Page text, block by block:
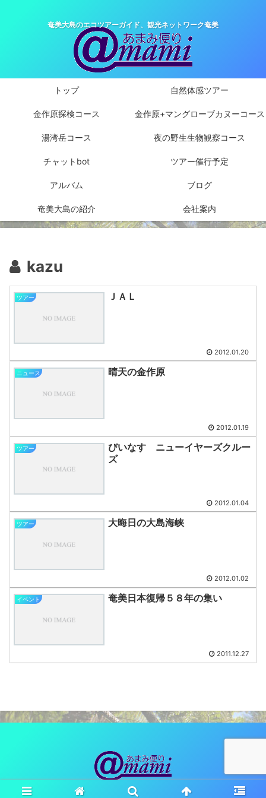
奄美大島のエコツアーガイド、観光ネットワーク奄美
トップ 自然体感ツアー
金作原探検コース 金作原+マングローブカヌーコース
湯湾岳コース 夜の野生生物観察コース
チャットbot ツアー催行予定
アルバム ブログ
奄美大島の紹介 会社案内
kazu
ツアー ＪＡＬ
2012.01.20
ニュース 晴天の金作原
2012.01.19
ツアー
びいなす ニューイヤーズクルー
ズ
2012.01.04
ツアー 大晦日の大島海峡
2012.01.02
イベント 奄美日本復帰５８年の集い
2011.12.27
© 2010 あまみ便り（観光ネットワーク奄美）.